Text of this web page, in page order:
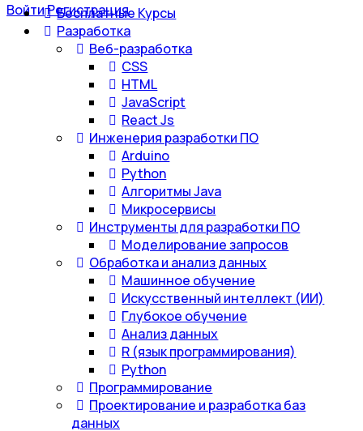
ВойтиРегистрация
Бесплатные Курсы
Разработка
Веб-разработка
CSS
HTML
JavaScript
React Js
Инженерия разработки ПО
Arduino
Python
Алгоритмы Java
Микросервисы
Инструменты для разработки ПО
Моделирование запросов
Обработка и анализ данных
Машинное обучение
Искусственный интеллект (ИИ)
Глубокое обучение
Анализ данных
R (язык программирования)
Python
Программирование
Проектирование и разработка баз
данных